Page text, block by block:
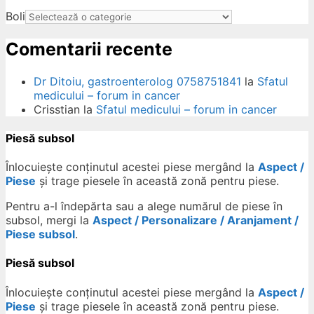
Boli
Comentarii recente
Dr Ditoiu, gastroenterolog 0758751841 la Sfatul
medicului – forum in cancer
Crisstian la Sfatul medicului – forum in cancer
Piesă subsol
Înlocuiește conținutul acestei piese mergând la Aspect /
Piese și trage piesele în această zonă pentru piese.
Pentru a-l îndepărta sau a alege numărul de piese în
subsol, mergi la Aspect / Personalizare / Aranjament /
Piese subsol.
Piesă subsol
Înlocuiește conținutul acestei piese mergând la Aspect /
Piese și trage piesele în această zonă pentru piese.